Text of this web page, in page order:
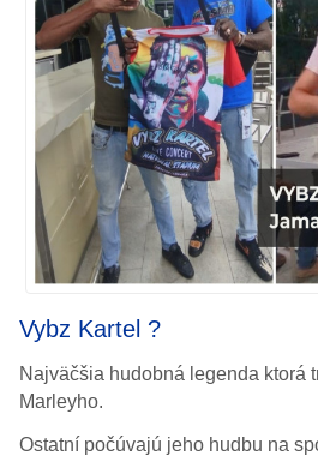
Vybz Kartel ?
Najväčšia hudobná legenda ktorá
Marleyho.
Ostatní počúvajú jeho hudbu na